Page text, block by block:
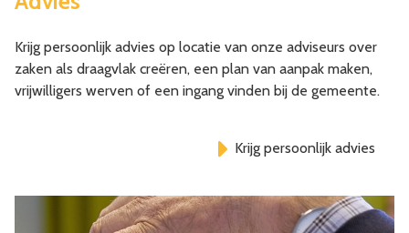
Krijg persoonlijk advies op locatie van onze adviseurs over
zaken als draagvlak creëren, een plan van aanpak maken,
vrijwilligers werven of een ingang vinden bij de gemeente.
Krijg persoonlijk advies